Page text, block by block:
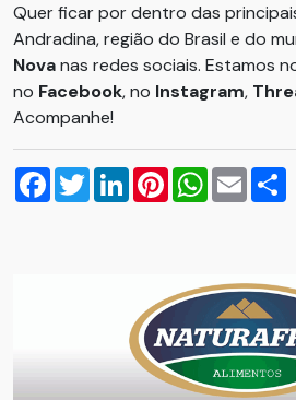
Quer ficar por dentro das
Andradina, região do Brasil e do
Novanas redes sociais. Estamos
no Facebook, no Instagram,
Acompanhe!
Facebook
TwitterLinkedInPinterestWhatsApp
Email